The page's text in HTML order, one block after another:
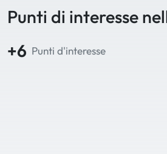
Punti di interesse
+6 Punti d'interesse